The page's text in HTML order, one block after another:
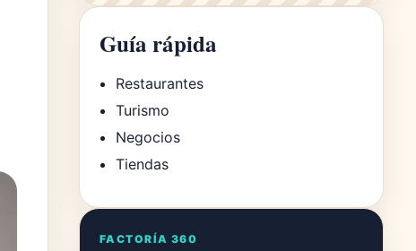
Guía rápida
Restaurantes
Turismo
Negocios
Tiendas
FACTORÍA 360